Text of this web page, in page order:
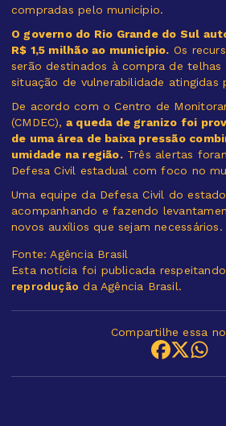
compradas pelo município.
O governo do Rio Grande do Sul
R$ 1,5 milhão ao município. Os
serão destinados à compra de telhas
situação de vulnerabilidade atingidas
De acordo com o Centro de
(CMDEC), a queda de granizo foi
de uma área de baixa pressão
umidade na região.Três alertas
Defesa Civil estadual com foco no
Uma equipe da Defesa Civil do
acompanhando e fazendo
novos auxílios que sejam necessários.
Fonte: Agência Brasil
Esta notícia foi publicada
reprodução da Agência Brasil.
Compartilhe essa